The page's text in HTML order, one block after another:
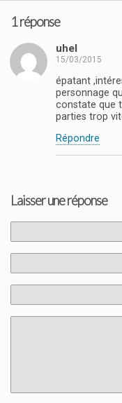
1 réponse
uhel
15/03/2015
épatant
personnage
constate que
parties trop
Répondre
Laisser une réponse